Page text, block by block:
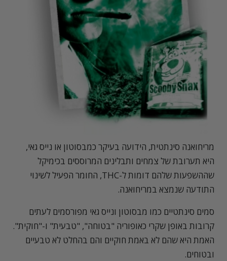
מריחואנה סינתטית, הידועה בעיקר כמבסוטון או נייס גאי,
היא תערובת של צמחים ותבלינים המרוססים בכימיקל
שההשפעות שלהם דומות ל-THC, החומר הפעיל לשינוי
התודעה שנמצא במריחואנה.
סמים סינתטיים כמו מבסוטון ונייס גאי מפורסמים לעתים
קרובות באופן שקרי כאופוריה "בטוחה", "טבעית" ו-"חוקית".
האמת היא שהם לא באמת חוקיים והם בהחלט לא טבעיים
ובטוחים.